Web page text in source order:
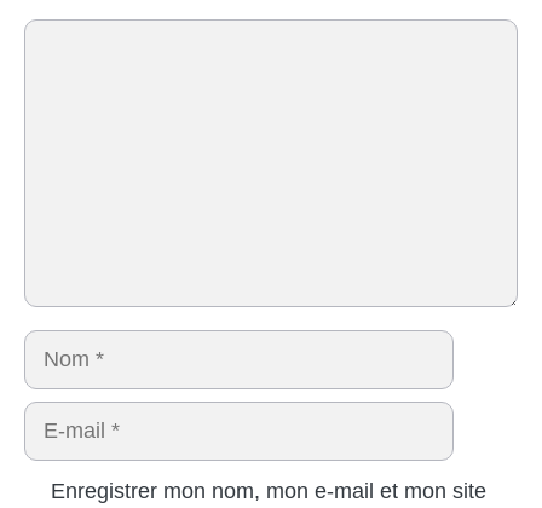
Commentaire
Nom
E-
mail
Enregistrer mon nom, mon e-mail et mon site